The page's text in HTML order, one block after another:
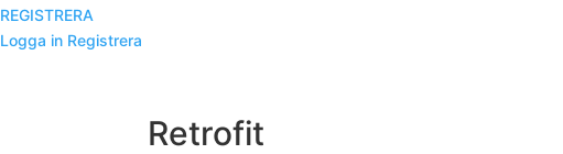
REGISTRERA
Logga in Registrera
Retrofit